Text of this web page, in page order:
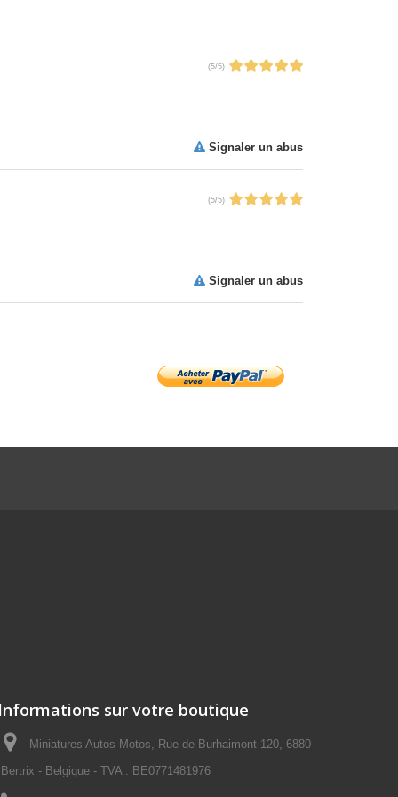
(5/5)
Signaler un abus
(5/5)
Signaler un abus
Informations sur votre boutique
Miniatures Autos Motos, Rue de Burhaimont 120, 6880
Bertrix - Belgique - TVA : BE0771481976